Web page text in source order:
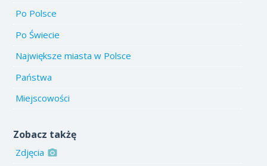
Po Polsce
Po Świecie
Największe miasta w Polsce
Państwa
Miejscowości
Zobacz takżę
Zdjęcia